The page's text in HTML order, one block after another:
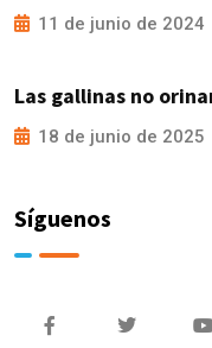
11 de junio de 2024
Las gallinas no
18 de junio de 2025
Síguenos